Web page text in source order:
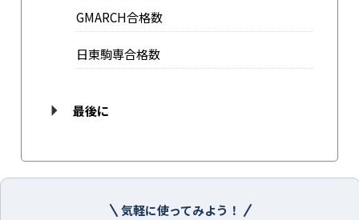
GMARCH合格数
日東駒専合格数
最後に
気軽に使ってみよう！